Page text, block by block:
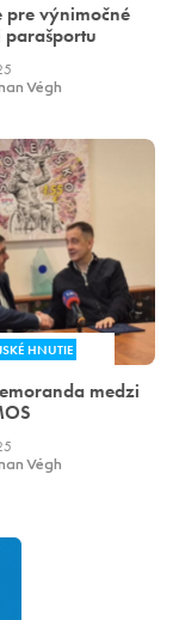
pre výnimočné
parašportu
Végh
HNUTIE
medzi
Végh